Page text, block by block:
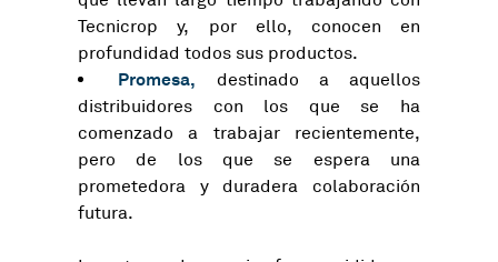
Tecnicrop y, por ello, conocen en
profundidad todos sus productos.
Promesa, destinado a aquellos
distribuidores con los que se ha
comenzado a trabajar recientemente,
pero de los que se espera una
prometedora y duradera colaboración
futura.